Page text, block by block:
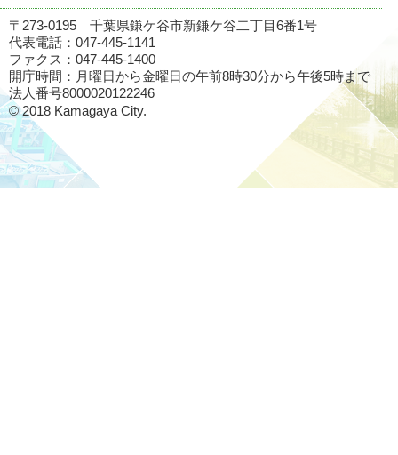
〒273-0195 千葉県鎌ケ谷市新鎌ケ谷二丁目6番1号
代表電話：047-445-1141
ファクス：047-445-1400
開庁時間：月曜日から金曜日の午前8時30分から午後5時まで
法人番号8000020122246
© 2018 Kamagaya City.